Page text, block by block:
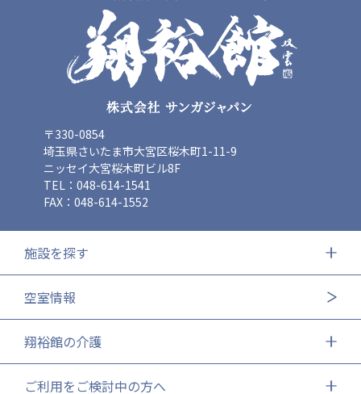
〒330-0854
埼玉県さいたま市大宮区桜木町1-11-9
ニッセイ大宮桜木町ビル8F
TEL：048-614-1541
FAX：048-614-1552
施設を探す
空室情報
翔裕館の介護
ご利用をご検討中の方へ